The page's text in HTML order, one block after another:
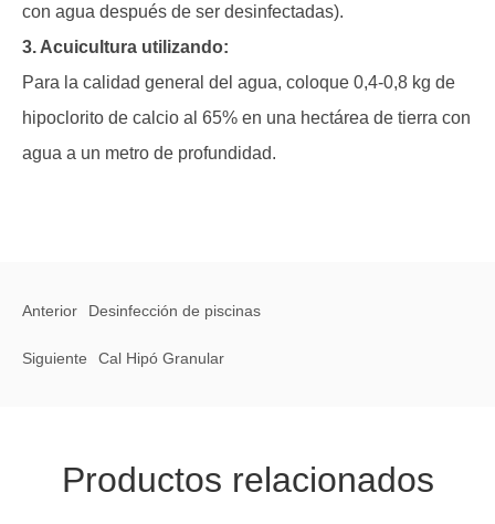
con agua después de ser desinfectadas).
3. Acuicultura utilizando:
Para la calidad general del agua, coloque 0,4-0,8 kg de
hipoclorito de calcio al 65% en una hectárea de tierra con
agua a un metro de profundidad.
Anterior Desinfección de piscinas
Siguiente Cal Hipó Granular
Productos relacionados